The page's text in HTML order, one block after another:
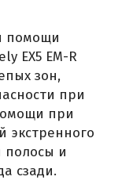
помощи
EX5 EM-R
зон,
при
при
экстренного
полосы и
сзади.